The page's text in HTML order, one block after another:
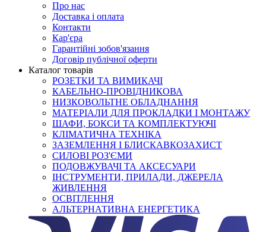
Про нас
Доставка і оплата
Контакти
Кар'єра
Гарантійні зобов'язання
Договір публічної оферти
Каталог товарів
РОЗЕТКИ ТА ВИМИКАЧІ
КАБЕЛЬНО-ПРОВІДНИКОВА
НИЗКОВОЛЬТНЕ ОБЛАДНАННЯ
МАТЕРІАЛИ ДЛЯ ПРОКЛАДКИ І МОНТАЖУ
ШАФИ, БОКСИ ТА КОМПЛЕКТУЮЧІ
КЛІМАТИЧНА ТЕХНІКА
ЗАЗЕМЛЕННЯ І БЛИСКАВКОЗАХИСТ
СИЛОВІ РОЗ'ЄМИ
ПОДОВЖУВАЧІ ТА АКСЕСУАРИ
ІНСТРУМЕНТИ, ПРИЛАДИ, ДЖЕРЕЛА
ЖИВЛЕННЯ
ОСВІТЛЕННЯ
АЛЬТЕРНАТИВНА ЕНЕРГЕТИКА